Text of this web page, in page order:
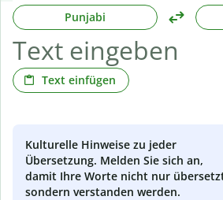
Punjabi
Text einfügen
Kulturelle Hinweise zu jeder
Übersetzung. Melden Sie sich an,
damit Ihre Worte nicht nur
sondern verstanden werden.